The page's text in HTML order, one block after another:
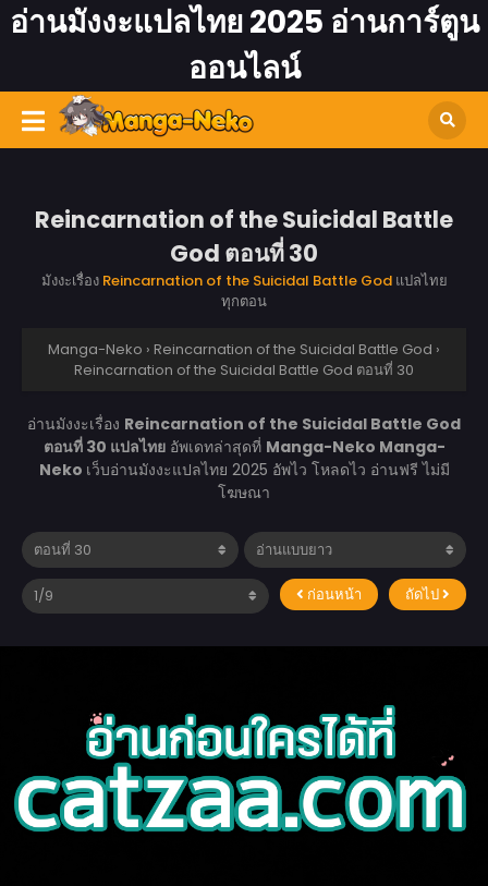
อ่านมังงะแปลไทย 2025 อ่านการ์ตูน
ออนไลน์
Reincarnation of the Suicidal Battle
God ตอนที่ 30
มังงะเรื่อง Reincarnation of the Suicidal Battle Godแปลไทย
ทุกตอน
Manga-Neko › Reincarnation of the Suicidal Battle God ›
Reincarnation of the Suicidal Battle God ตอนที่ 30
อ่านมังงะเรื่อง Reincarnation of the Suicidal Battle God
ตอนที่ 30 แปลไทยอัพเดทล่าสุดที่ Manga-Neko Manga-
Neko เว็บอ่านมังงะแปลไทย 2025 อัพไว โหลดไว อ่านฟรี ไม่มี
โฆษณา
ก่อนหน้า ถัดไป